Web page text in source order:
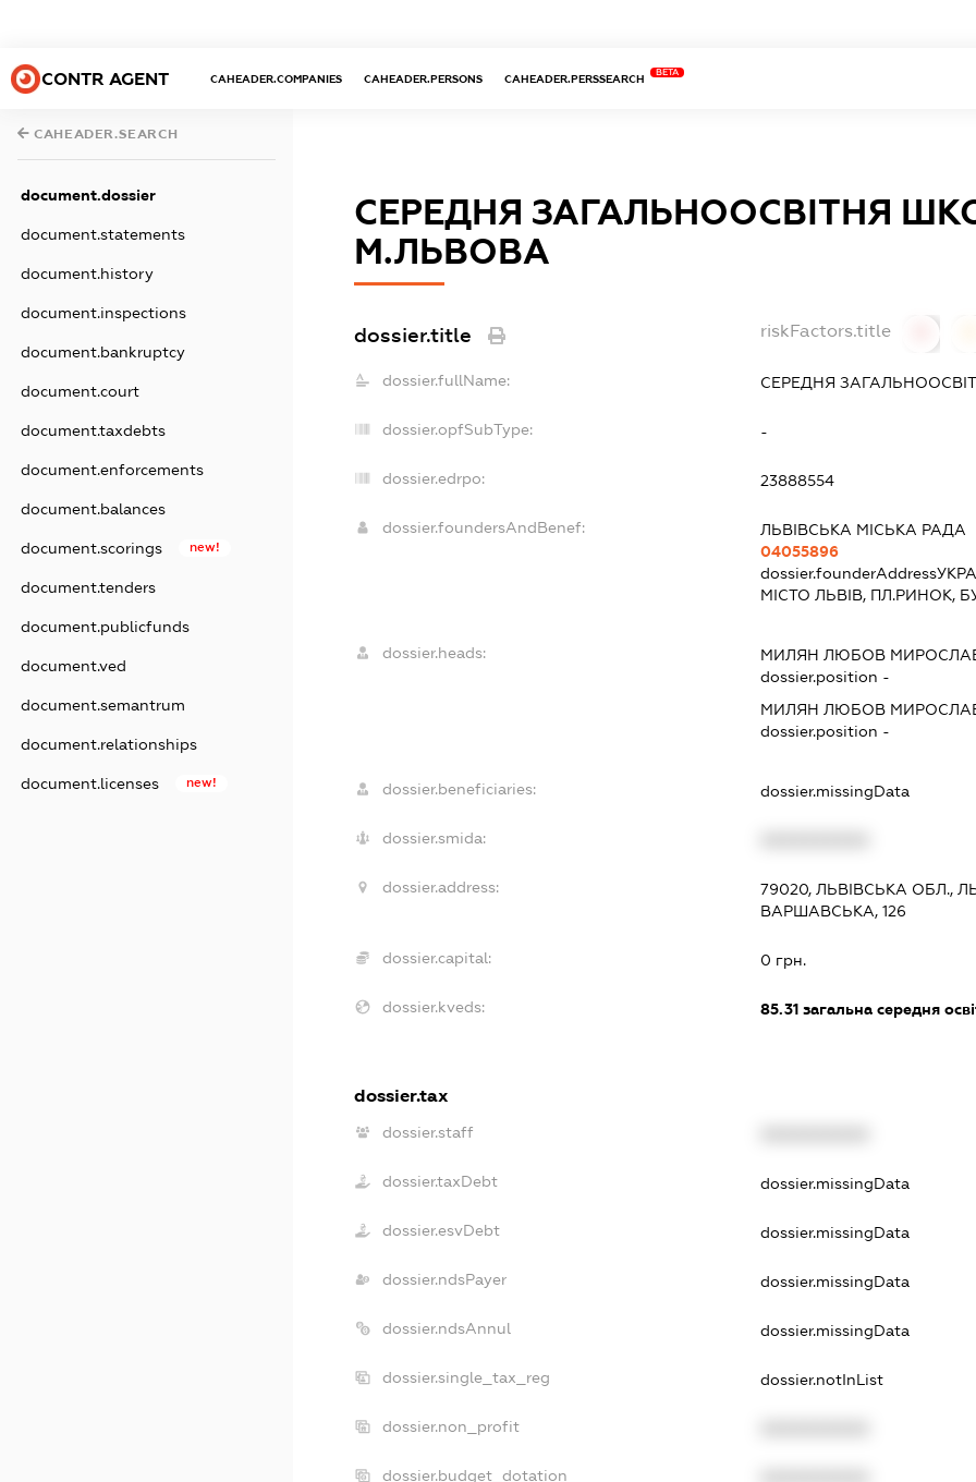
CONTR AGENT CAHEADER.COMPANIES CAHEADER.PERSONS CAHEADER.PERSSEARCH
BETA
CAHEADER.SEARCH
document.dossier
document.statements
document.history
document.inspections
document.bankruptcy
document.court
document.taxdebts
document.enforcements
document.balances
document.scorings new!
document.tenders
document.publicfunds
document.ved
document.semantrum
document.relationships
document.licenses new!
СЕРЕДНЯ ЗАГАЛЬНООСВІТНЯ
М.ЛЬВОВА
dossier.title riskFactors.title
dossier.fullName: СЕРЕДНЯ
dossier.opfSubType: -
dossier.edrpo: 23888554
dossier.foundersAndBenef:
ЛЬВІВСЬКА МІСЬКА РАДА
04055896
dossier.founderAddress
МІСТО ЛЬВІВ, ПЛ.РИНОК,
dossier.heads:
МИЛЯН ЛЮБОВ
dossier.position -
МИЛЯН ЛЮБОВ
dossier.position -
dossier.beneficiaries: dossier.missingData
dossier.smida:
dossier.address:
79020, ЛЬВІВСЬКА ОБЛ.,
ВАРШАВСЬКА, 126
dossier.capital: 0 грн.
dossier.kveds: 85.31загальна середня
dossier.tax
dossier.staff
dossier.taxDebt dossier.missingData
dossier.esvDebt dossier.missingData
dossier.ndsPayer dossier.missingData
dossier.ndsAnnul dossier.missingData
dossier.single_tax_reg dossier.notInList
dossier.non_profit
dossier.budget_dotation